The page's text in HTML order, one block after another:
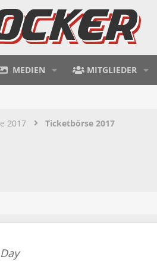
MEDIEN MITGLIEDER
2017 Ticketbörse 2017